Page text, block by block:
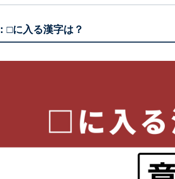
□に入る漢字は？